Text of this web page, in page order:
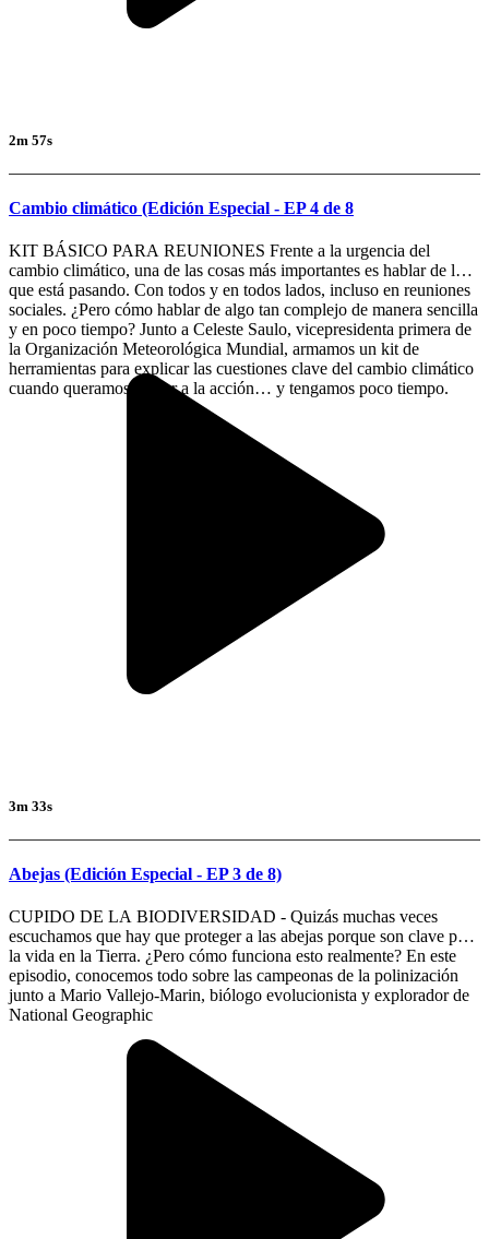
2m 57s
Cambio climático (Edición Especial - EP 4 de 8
KIT BÁSICO PARA REUNIONES Frente a la urgencia del
cambio climático, una de las cosas más importantes es hablar de lo
que está pasando. Con todos y en todos lados, incluso en reuniones
sociales. ¿Pero cómo hablar de algo tan complejo de manera sencilla
y en poco tiempo? Junto a Celeste Saulo, vicepresidenta primera de
la Organización Meteorológica Mundial, armamos un kit de
herramientas para explicar las cuestiones clave del cambio climático
cuando queramos llamar a la acción… y tengamos poco tiempo.
3m 33s
Abejas (Edición Especial - EP 3 de 8)
CUPIDO DE LA BIODIVERSIDAD - Quizás muchas veces
escuchamos que hay que proteger a las abejas porque son clave para
la vida en la Tierra. ¿Pero cómo funciona esto realmente? En este
episodio, conocemos todo sobre las campeonas de la polinización
junto a Mario Vallejo-Marin, biólogo evolucionista y explorador de
National Geographic